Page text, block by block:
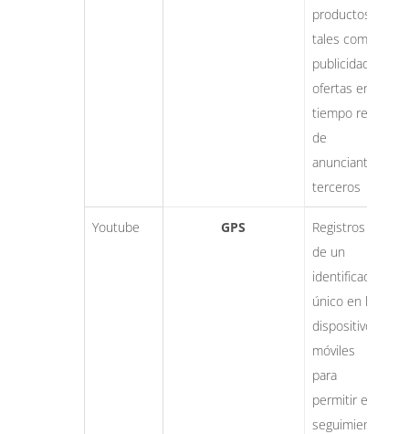
productos
tales como
publicidad,
ofertas en
tiempo real
de
anunciantes
terceros
Youtube GPS
Registros
de un
identificador
único en los
dispositivos
móviles
para
permitir el
seguimiento